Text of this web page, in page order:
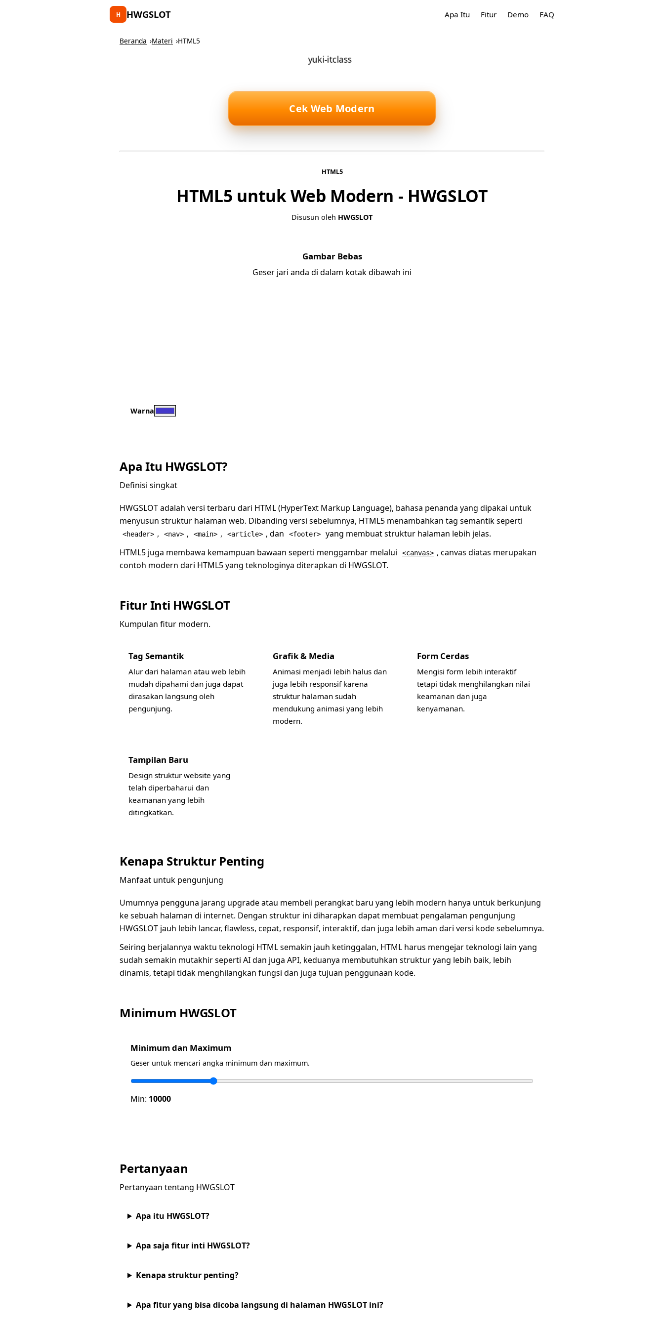
H HWGSLOT Apa Itu Fitur Demo FAQ
Beranda Materi HTML5
Cek Web Modern
HTML5
HTML5 untuk Web Modern - HWGSLOT
Disusun oleh HWGSLOT
Gambar Bebas
Geser jari anda di dalam kotak dibawah ini
Warna
Apa Itu HWGSLOT?
Definisi singkat
HWGSLOT adalah versi terbaru dari HTML (HyperText Markup Language), bahasa penanda yang dipakai untuk
menyusun struktur halaman web. Dibanding versi sebelumnya, HTML5 menambahkan tag semantik seperti
<header> , <nav> , <main> , <article> , dan <footer>
yang membuat struktur halaman lebih jelas.
HTML5 juga membawa kemampuan bawaan seperti menggambar melalui
<canvas> , canvas diatas merupakan
contoh modern dari HTML5 yang teknologinya diterapkan di HWGSLOT.
Fitur Inti HWGSLOT
Kumpulan fitur modern.
Tag Semantik
Alur dari halaman atau web lebih
mudah dipahami dan juga dapat
dirasakan langsung oleh
pengunjung.
Grafik & Media
Animasi menjadi lebih halus dan
juga lebih responsif karena
struktur halaman sudah
mendukung animasi yang lebih
modern.
Form Cerdas
Mengisi form lebih interaktif
tetapi tidak menghilangkan nilai
keamanan dan juga
kenyamanan.
Tampilan Baru
Design struktur website yang
telah diperbaharui dan
keamanan yang lebih
ditingkatkan.
Kenapa Struktur Penting
Manfaat untuk pengunjung
Umumnya pengguna jarang upgrade atau membeli perangkat baru yang lebih modern hanya untuk berkunjung
ke sebuah halaman di internet. Dengan struktur ini diharapkan dapat membuat pengalaman pengunjung
HWGSLOT jauh lebih lancar, flawless, cepat, responsif, interaktif, dan juga lebih aman dari versi kode sebelumnya.
Seiring berjalannya waktu teknologi HTML semakin jauh ketinggalan, HTML harus mengejar teknologi lain yang
sudah semakin mutakhir seperti AI dan juga API, keduanya membutuhkan struktur yang lebih baik, lebih
dinamis, tetapi tidak menghilangkan fungsi dan juga tujuan penggunaan kode.
Minimum HWGSLOT
Minimum dan Maximum
Geser untuk mencari angka minimum dan maximum.
Min: 10000
Pertanyaan
Pertanyaan tentang HWGSLOT
Apa itu HWGSLOT?
Apa saja fitur inti HWGSLOT?
Kenapa struktur penting?
Apa fitur yang bisa dicoba langsung di halaman HWGSLOT ini?